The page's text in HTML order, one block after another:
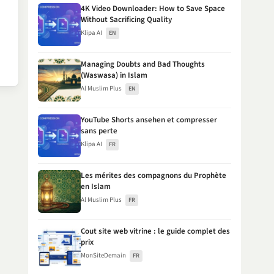
4K Video Downloader: How to Save Space
Without Sacrificing Quality
Klipa AI EN
Managing Doubts and Bad Thoughts
(Waswasa) in Islam
Al Muslim Plus EN
YouTube Shorts ansehen et compresser
sans perte
Klipa AI FR
Les mérites des compagnons du Prophète
en Islam
Al Muslim Plus FR
Cout site web vitrine : le guide complet des
prix
MonSiteDemain FR